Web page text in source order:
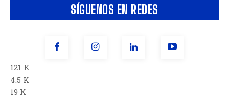
SÍGUENOS EN REDES
121 K
4.5 K
19 K